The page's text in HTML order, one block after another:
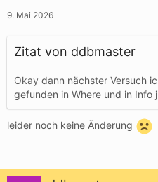
9. Mai 2026
Zitat von ddbmaster
Okay dann nächster Versuch
gefunden in Where und in Info
leider noch keine Änderung